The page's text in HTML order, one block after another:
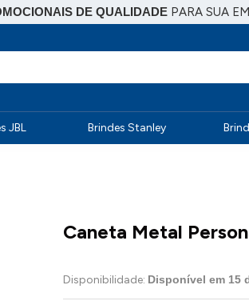
DE QUALIDADEPARA SUA
JBL Brindes Stanley
Caneta Metal
Disponibilidade: Disponível em 15